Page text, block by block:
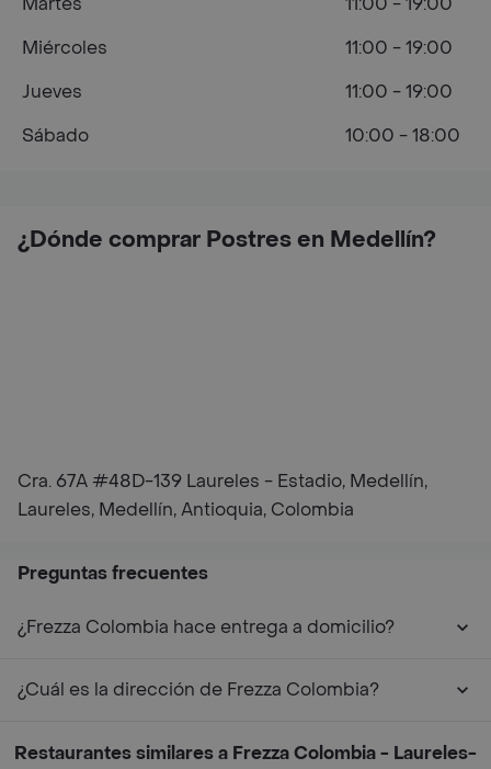
¿Dónde comprar Postres en Medellín?
Cra. 67A #48D-139 Laureles - Estadio, Medellín,
Laureles, Medellín, Antioquia, Colombia
Miércoles
11:00 - 19:00
Jueves
11:00 - 19:00
Sábado
10:00 - 18:00
Preguntas frecuentes
¿Frezza Colombia hace entrega a domicilio?
¿Cuál es la dirección de Frezza Colombia?
Restaurantes similares a Frezza Colombia - Laureles-